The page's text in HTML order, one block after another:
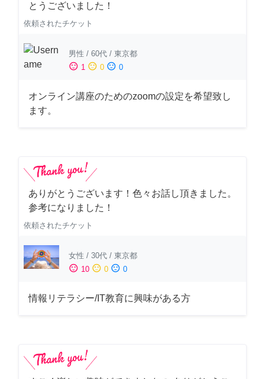
とうございました！
依頼されたチケット
男性 / 60代 / 東京都
sentiment_satisfied 1 sentiment_neutral 0 sentiment_dissatisfied 0
オンライン講座のためのzoomの設定を希望致し
ます。
ありがとうございます！色々お話し頂きました。
参考になりました！
依頼されたチケット
女性 / 30代 / 東京都
sentiment_satisfied 10 sentiment_neutral 0 sentiment_dissatisfied 0
情報リテラシー/IT教育に興味がある方